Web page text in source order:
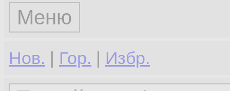
Меню
Нов. | Гор. | Избр.